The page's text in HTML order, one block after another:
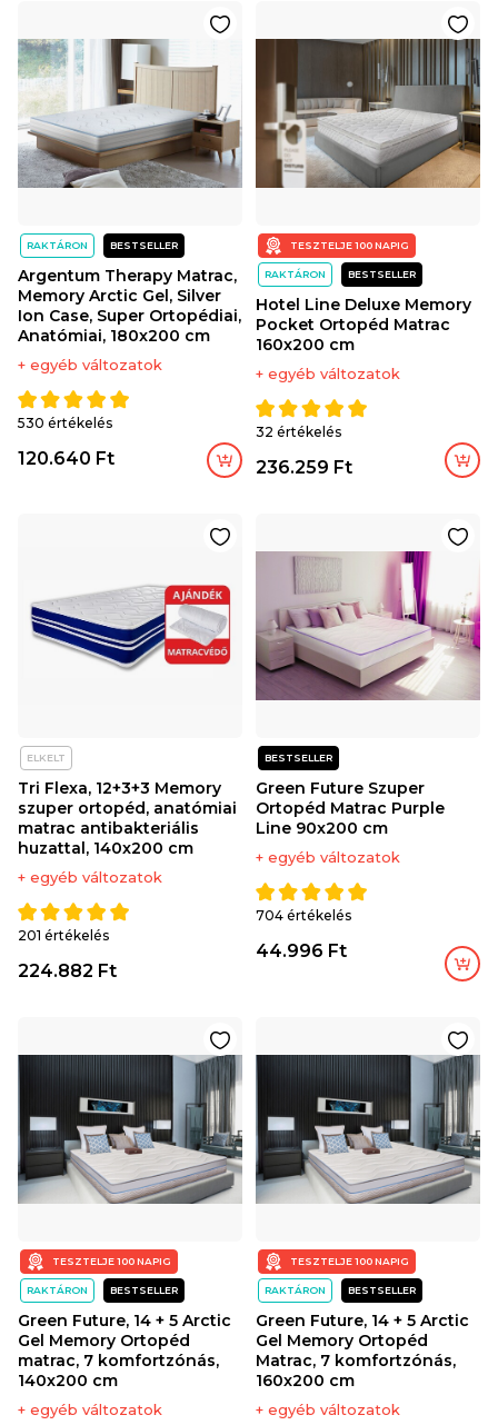
RAKTÁRON BESTSELLER
Argentum Therapy Matrac,
Memory Arctic Gel, Silver
Ion Case, Super Ortopédiai,
Anatómiai, 180x200 cm
+ egyéb változatok
530 értékelés
120.640 Ft
TESZTELJE 100 NAPIG
RAKTÁRON BESTSELLER
Hotel Line Deluxe Memory
Pocket Ortopéd Matrac
160x200 cm
+ egyéb változatok
32 értékelés
236.259 Ft
ELKELT
Tri Flexa, 12+3+3 Memory
szuper ortopéd, anatómiai
matrac antibakteriális
huzattal, 140x200 cm
+ egyéb változatok
201 értékelés
224.882 Ft
BESTSELLER
Green Future Szuper
Ortopéd Matrac Purple
Line 90x200 cm
+ egyéb változatok
704 értékelés
44.996 Ft
TESZTELJE 100 NAPIG
RAKTÁRON BESTSELLER
Green Future, 14 + 5 Arctic
Gel Memory Ortopéd
matrac, 7 komfortzónás,
140x200 cm
+ egyéb változatok
TESZTELJE 100 NAPIG
RAKTÁRON BESTSELLER
Green Future, 14 + 5 Arctic
Gel Memory Ortopéd
Matrac, 7 komfortzónás,
160x200 cm
+ egyéb változatok